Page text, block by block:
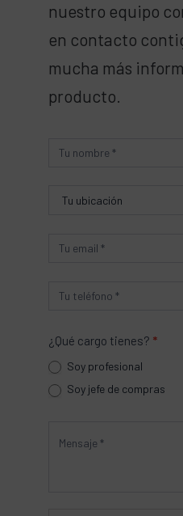
nuestro equipo
en contacto
mucha más
producto.
Producto
¿Qué cargo tienes? *
Soy profesional
Soy jefe de compras